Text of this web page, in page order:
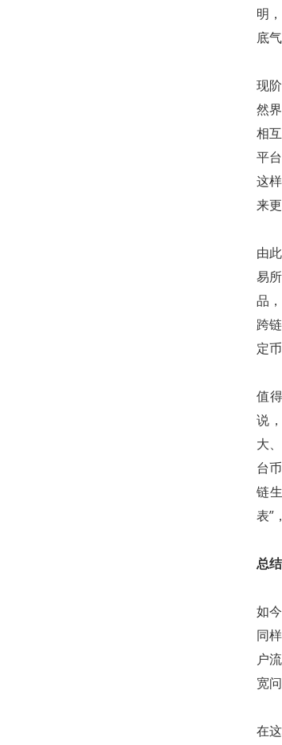
明
底气
现
然
相
平
这
来
由
易
品
跨
定
值
说
大
台
链
表”
总结
如
同
户
宽
在